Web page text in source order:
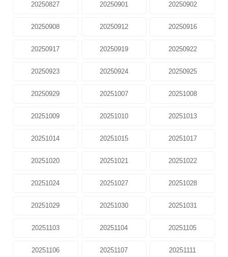
20250827 20250901 20250902
20250908 20250912 20250916
20250917 20250919 20250922
20250923 20250924 20250925
20250929 20251007 20251008
20251009 20251010 20251013
20251014 20251015 20251017
20251020 20251021 20251022
20251024 20251027 20251028
20251029 20251030 20251031
20251103 20251104 20251105
20251106 20251107 20251111